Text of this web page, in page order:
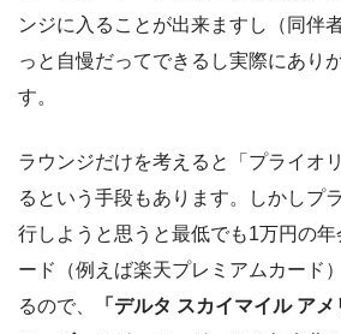
ンジに入ることが出来ますし（同伴
っと自慢だってできるし実際にあり
す。
ラウンジだけを考えると「プライオ
るという手段もあります。しかしプ
行しようと思うと最低でも1万円の
ード（例えば楽天プレミアムカード
るので、
「デルタ スカイマイル ア